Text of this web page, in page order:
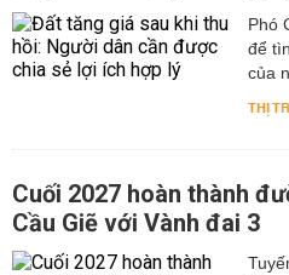
Phó
để
của
THỊ
Cuối 2027 hoàn thành
Cầu Giẽ với Vành đai 3